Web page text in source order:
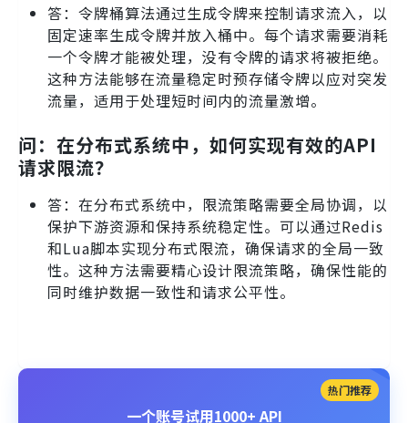
答：令牌桶算法通过生成令牌来控制请求流入，以
固定速率生成令牌并放入桶中。每个请求需要消耗
一个令牌才能被处理，没有令牌的请求将被拒绝。
这种方法能够在流量稳定时预存储令牌以应对突发
流量，适用于处理短时间内的流量激增。
问：在分布式系统中，如何实现有效的API
请求限流？
答：在分布式系统中，限流策略需要全局协调，以
保护下游资源和保持系统稳定性。可以通过Redis
和Lua脚本实现分布式限流，确保请求的全局一致
性。这种方法需要精心设计限流策略，确保性能的
同时维护数据一致性和请求公平性。
热门推荐
一个账号试用1000+ API